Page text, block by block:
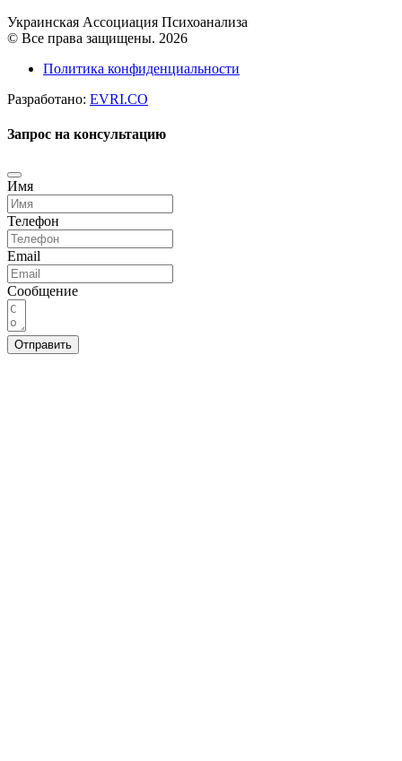
Украинская Ассоциация Психоанализа
© Все права защищены. 2026
Политика конфиденциальности
Разработано: EVRI.CO
Запрос на консультацию
Имя
Телефон
Email
Сообщение
Отправить